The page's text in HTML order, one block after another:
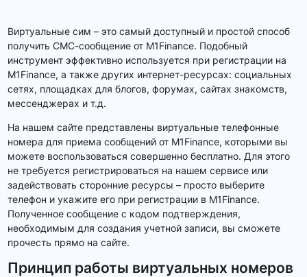
Виртуальные сим – это самый доступный и простой способ
получить СМС-сообщение от M1Finance. Подобный
инструмент эффективно используется при регистрации на
M1Finance, а также других интернет-ресурсах: социальных
сетях, площадках для блогов, форумах, сайтах знакомств,
мессенджерах и т.д.
На нашем сайте представлены виртуальные телефонные
номера для приема сообщений от M1Finance, которыми вы
можете воспользоваться совершенно бесплатно. Для этого
не требуется регистрироваться на нашем сервисе или
задействовать сторонние ресурсы – просто выберите
телефон и укажите его при регистрации в M1Finance.
Полученное сообщение с кодом подтверждения,
необходимым для создания учетной записи, вы сможете
прочесть прямо на сайте.
Принцип работы виртуальных номеров